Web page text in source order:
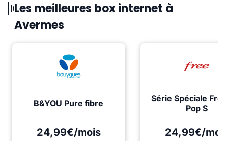
Les meilleures box internet à
Avermes
B&YOU Pure fibre
24,99€/mois
Série Spéciale
Pop S
24,99€/